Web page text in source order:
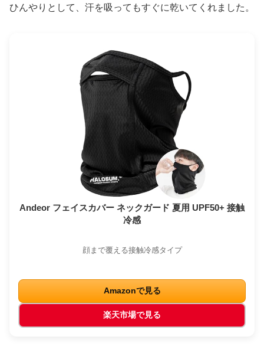
ひんやりとして、汗を吸ってもすぐに乾いてくれました。
Andeor フェイスカバー ネックガード 夏用 UPF50+ 接触
冷感
顔まで覆える接触冷感タイプ
Amazonで見る
楽天市場で見る